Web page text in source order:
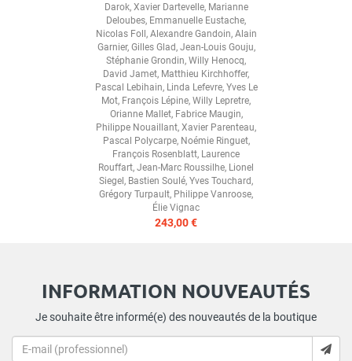
Darok, Xavier Dartevelle, Marianne
Deloubes, Emmanuelle Eustache,
Nicolas Foll, Alexandre Gandoin, Alain
Garnier, Gilles Glad, Jean-Louis Gouju,
Stéphanie Grondin, Willy Henocq,
David Jamet, Matthieu Kirchhoffer,
Pascal Lebihain, Linda Lefevre, Yves Le
Mot, François Lépine, Willy Lepretre,
Orianne Mallet, Fabrice Maugin,
Philippe Nouaillant, Xavier Parenteau,
Pascal Polycarpe, Noémie Ringuet,
François Rosenblatt, Laurence
Rouffart, Jean-Marc Roussilhe, Lionel
Siegel, Bastien Soulé, Yves Touchard,
Grégory Turpault, Philippe Vanroose,
Élie Vignac
243,00 €
INFORMATION NOUVEAUTÉS
Je souhaite être informé(e) des nouveautés de la boutique